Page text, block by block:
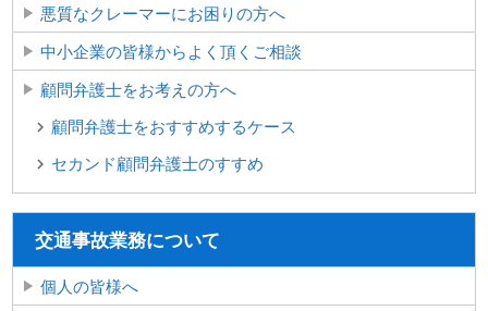
悪質なクレーマーにお困りの方へ
中小企業の皆様からよく頂くご相談
顧問弁護士をお考えの方へ
顧問弁護士をおすすめするケース
セカンド顧問弁護士のすすめ
交通事故業務について
個人の皆様へ